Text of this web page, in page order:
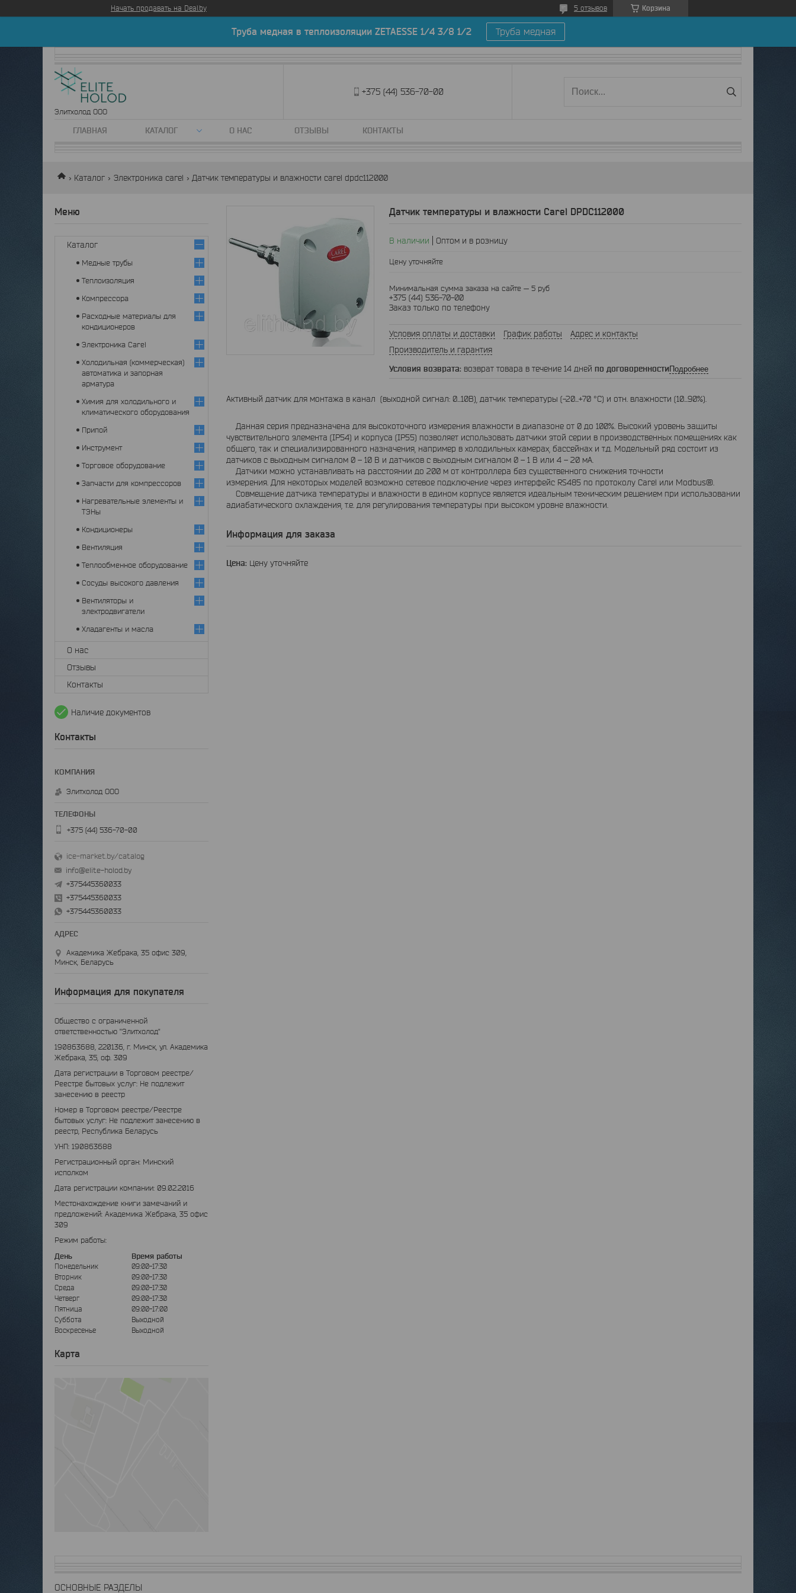
Начать продавать на Deal.by Корзина
5 отзывов
Труба медная в теплоизоляции ZETAESSE 1/4 3/8 1/2 Труба медная
Элитхолод ООО
+375 (44) 536-70-00
ГЛАВНАЯ КАТАЛОГ О НАС ОТЗЫВЫ КОНТАКТЫ
Каталог Электроника carel Датчик температуры и влажности carel dpdc112000
Датчик температуры и влажности Carel DPDC112000
В наличии Оптом и в розницу
Цену уточняйте
Минимальная сумма заказа на сайте — 5 руб
+375 (44) 536-70-00
Заказ только по телефону
Условия оплаты и доставки График работы
Адрес и контакты
Производитель и гарантия
возврат товара в течение 14 дней по договоренностиПодробнее
Активный датчик для монтажа в канал (выходной сигнал: 0...10В), датчик температуры (-20...+70 °C) и отн. влажности (10...90%).
Данная серия предназначена для высокоточного измерения влажности в диапазоне от 0 до 100%. Высокий уровень защиты
чувствительного элемента (IP54) и корпуса (IP55) позволяет использовать датчики этой серии в производственных помещениях как
общего, так и специализированного назначения, например в холодильных камерах, бассейнах и т.д. Модельный ряд состоит из
датчиков с выходным сигналом 0 – 10 B и датчиков с выходным сигналом 0 – 1 В или 4 – 20 мА.
Датчики можно устанавливать на расстоянии до 200 м от контроллера без существенного снижения точности
измерения. Для некоторых моделей возможно сетевое подключение через интерфейс RS485 по протоколу Carel или Modbus®.
Совмещение датчика температуры и влажности в едином корпусе является идеальным техническим решением при использовании
адиабатического охлаждения, т.е. для регулирования температуры при высоком уровне влажности.
Информация для заказа
Цена: Цену уточняйте
Каталог
Медные трубы
Теплоизоляция
Компрессора
Расходные материалы для
кондиционеров
Электроника Carel
Холодильная (коммерческая)
автоматика и запорная
арматура
Химия для холодильного и
климатического оборудования
Припой
Инструмент
Торговое оборудование
Запчасти для компрессоров
Нагревательные элементы и
ТЭНы
Кондиционеры
Вентиляция
Теплообменное оборудование
Сосуды высокого давления
Вентиляторы и
электродвигатели
Хладагенты и масла
О нас
Отзывы
Контакты
Наличие документов
Контакты
Элитхолод ООО
+375 (44) 536-70-00
ice-market.by/catalog
info@elite-holod.by
+375445360033
+375445360033
+375445360033
Академика Жебрака, 35 офис 309,
Минск, Беларусь
Информация для покупателя
Общество с ограниченной
ответственностью "Элитхолод"
190863688, 220136, г. Минск, ул. Академика
Жебрака, 35, оф. 309
Дата регистрации в Торговом реестре/
Реестре бытовых услуг: Не подлежит
занесению в реестр
Номер в Торговом реестре/Реестре
бытовых услуг: Не подлежит занесению в
реестр, Республика Беларусь
УНП: 190863688
Регистрационный орган: Минский
исполком
Дата регистрации компании: 09.02.2016
Местонахождение книги замечаний и
предложений: Академика Жебрака, 35 офис
309
Режим работы:
День Время работы
Понедельник
09:00-17:30
Вторник
09:00-17:30
Среда
09:00-17:30
Четверг
09:00-17:30
Пятница
09:00-17:00
Суббота
Выходной
Воскресенье
Выходной
Карта
ОСНОВНЫЕ РАЗДЕЛЫ